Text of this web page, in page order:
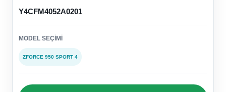
Y4CFM4052A0201
MODEL SEÇIMI
ZFORCE 950 SPORT 4